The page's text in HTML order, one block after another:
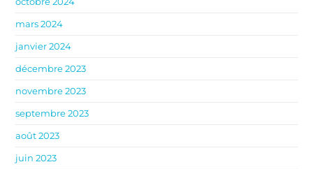
mars 2024
janvier 2024
décembre 2023
novembre 2023
septembre 2023
août 2023
juin 2023